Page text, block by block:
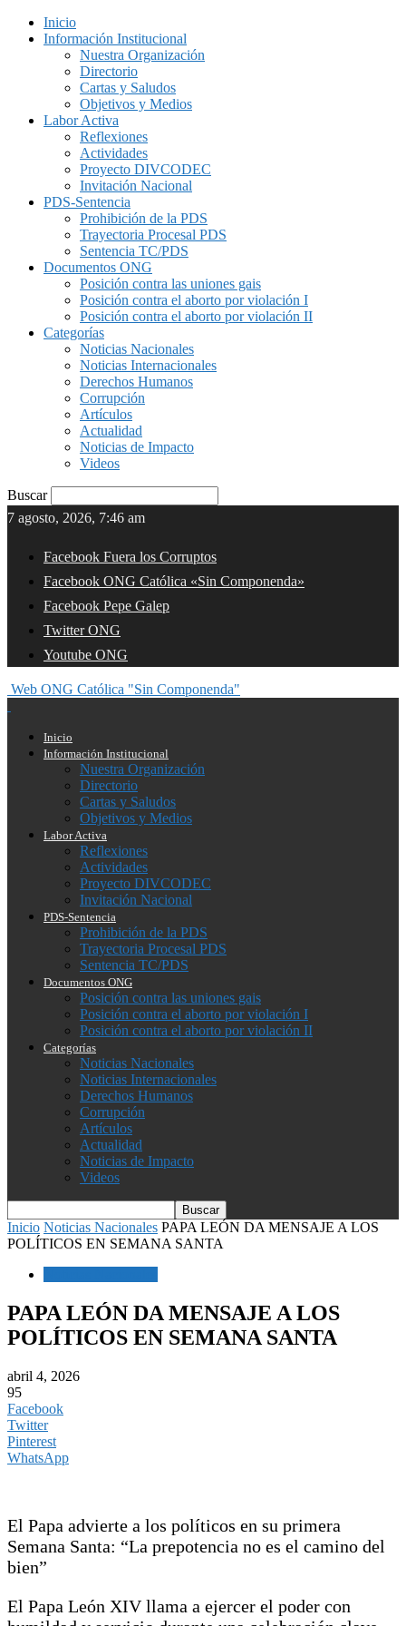
Inicio
Información Institucional
Nuestra Organización
Directorio
Cartas y Saludos
Objetivos y Medios
Labor Activa
Reflexiones
Actividades
Proyecto DIVCODEC
Invitación Nacional
PDS-Sentencia
Prohibición de la PDS
Trayectoria Procesal PDS
Sentencia TC/PDS
Documentos ONG
Posición contra las uniones gais
Posición contra el aborto por violación I
Posición contra el aborto por violación II
Categorías
Noticias Nacionales
Noticias Internacionales
Derechos Humanos
Corrupción
Artículos
Actualidad
Noticias de Impacto
Videos
Buscar
7 agosto, 2026, 7:46 am
Facebook Fuera los Corruptos
Facebook ONG Católica «Sin Componenda»
Facebook Pepe Galep
Twitter ONG
Youtube ONG
Web ONG Católica "Sin Componenda"
Inicio
Información Institucional
Nuestra Organización
Directorio
Cartas y Saludos
Objetivos y Medios
Labor Activa
Reflexiones
Actividades
Proyecto DIVCODEC
Invitación Nacional
PDS-Sentencia
Prohibición de la PDS
Trayectoria Procesal PDS
Sentencia TC/PDS
Documentos ONG
Posición contra las uniones gais
Posición contra el aborto por violación I
Posición contra el aborto por violación II
Categorías
Noticias Nacionales
Noticias Internacionales
Derechos Humanos
Corrupción
Artículos
Actualidad
Noticias de Impacto
Videos
Inicio Noticias Nacionales PAPA LEÓN DA MENSAJE A LOS
POLÍTICOS EN SEMANA SANTA
PAPA LEÓN DA MENSAJE A LOS
POLÍTICOS EN SEMANA SANTA
abril 4, 2026
95
Facebook
Twitter
Pinterest
WhatsApp
El Papa advierte a los políticos en su primera
Semana Santa: “La prepotencia no es el camino del
bien”
El Papa León XIV llama a ejercer el poder con